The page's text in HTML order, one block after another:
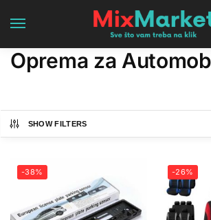
Oprema za
SHOW FILTERS
-38% -26%